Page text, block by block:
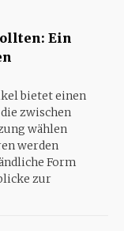
Ein
bietet einen
zwischen
wählen
werden
Form
zur